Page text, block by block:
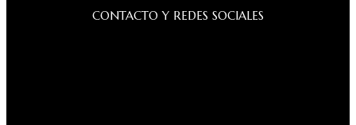
CONTACTO Y REDES SOCIALES